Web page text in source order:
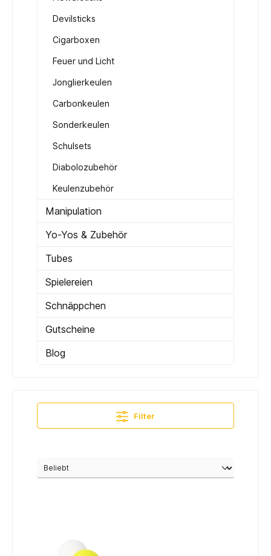
Devilsticks
Cigarboxen
Feuer und Licht
Jonglierkeulen
Carbonkeulen
Sonderkeulen
Schulsets
Diabolozubehör
Keulenzubehör
Manipulation
Yo-Yos & Zubehör
Tubes
Spielereien
Schnäppchen
Gutscheine
Blog
Filter